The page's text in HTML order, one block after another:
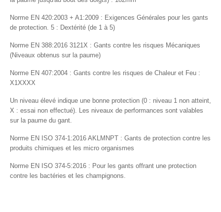
Norme EN 420:2003 + A1:2009 : Exigences Générales pour les gants
de protection. 5 : Dextérité (de 1 à 5)
Norme EN 388:2016 3121X : Gants contre les risques Mécaniques
(Niveaux obtenus sur la paume)
Norme EN 407:2004 : Gants contre les risques de Chaleur et Feu :
X1XXXX
Un niveau élevé indique une bonne protection (0 : niveau 1 non atteint,
X : essai non effectué) . Les niveaux de performances sont valables
sur la paume du gant.
Norme EN ISO 374-1:2016 AKLMNPT : Gants de protection contre les
produits chimiques et les micro organismes
Norme EN ISO 374-5:2016 : Pour les gants offrant une protection
contre les bactéries et les champignons.